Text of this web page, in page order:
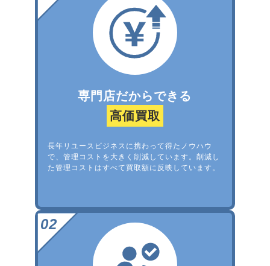
専門店だからできる
高価買取
長年リユースビジネスに携わって得たノウハウ
で、管理コストを大きく削減しています。削減し
た管理コストはすべて買取額に反映しています。